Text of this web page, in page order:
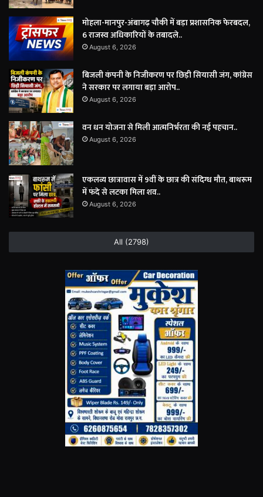
मोहला-मानपुर-अंबागढ़ चौकी में बड़ा प्रशासनिक फेरबदल,
6 राजस्व अधिकारियों के तबादले..
August 6, 2026
बिजली कंपनी के निजीकरण पर छिड़ी सियासी जंग, कांग्रेस
ने सरकार पर लगाया बड़ा आरोप..
August 6, 2026
वन धन योजना से मिली आत्मनिर्भरता की नई पहचान..
August 6, 2026
एकलव्य छात्रावास में 9वीं के छात्र की संदिग्ध मौत, बाथरूम
में फंदे से लटका मिला शव..
August 6, 2026
All (2798)